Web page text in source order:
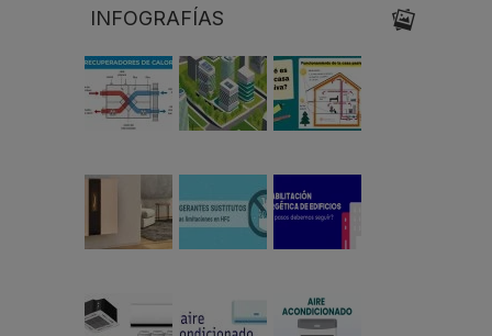
INFOGRAFÍAS